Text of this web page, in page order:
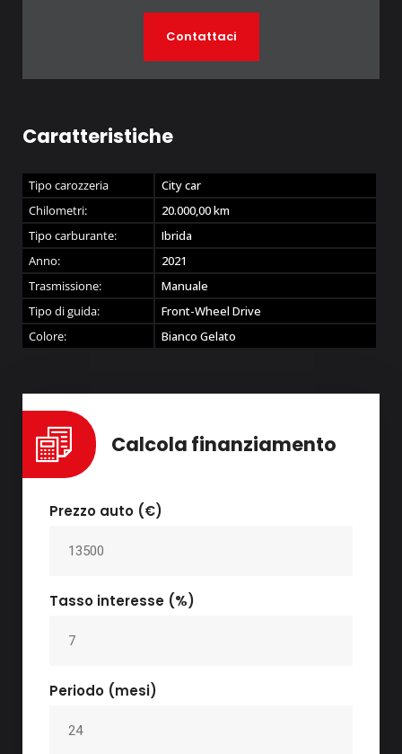
Contattaci
Caratteristiche
Tipo carozzeria
City car
Chilometri:
20.000,00km
Tipo carburante:
Ibrida
Anno:
2021
Trasmissione:
Manuale
Tipo di guida:
Front-Wheel Drive
Colore:
Bianco Gelato
Calcola finanziamento
Prezzo auto (€)
Tasso interesse (%)
Periodo (mesi)